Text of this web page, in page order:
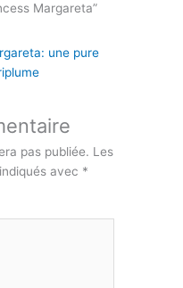
Margareta”
une pure
pas publiée. Les
avec *